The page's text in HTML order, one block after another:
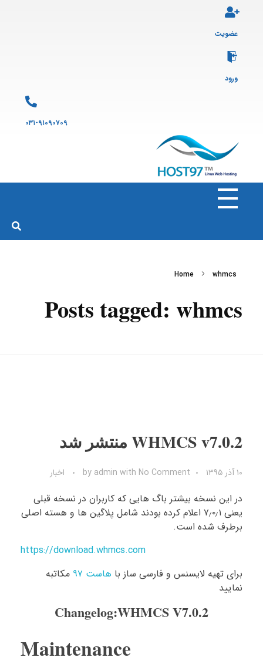
عضویت
ورود
۰۳۱-۹۱۰۹۰۷۰۹
هاست ۹۷ارائه سرویس هاست لینوکس و ثبت دامنه
Home whmcs
Posts tagged: whmcs
WHMCS v7.0.2 منتشر شد
۱۰ آذر ۱۳۹۵ by admin with No Comment اخبار
در این نسخه بیشتر باگ هایی که کاربران در نسخه قبلی
یعنی ۷٫۰٫۱ اعلام کرده بودند شامل پلاگین ها و هسته اصلی
برطرف شده است.
https://download.whmcs.com
برای تهیه لایسنس و فارسی ساز با هاست ۹۷
مکاتبه
نمایید
Changelog:WHMCS V7.0.2
Maintenance